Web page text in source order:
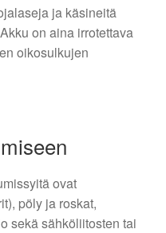
ja käsineitä
on aina irrotettava
oikosulkujen
ovat
pöly ja roskat,
sekä sähköliitosten tai